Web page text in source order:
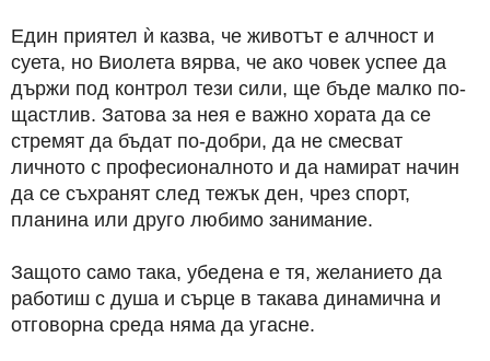
Един приятел ѝ казва, че животът е алчност и
суета, но Виолета вярва, че ако човек успее да
държи под контрол тези сили, ще бъде малко по-
щастлив. Затова за нея е важно хората да се
стремят да бъдат по-добри, да не смесват
личното с професионалното и да намират начин
да се съхранят след тежък ден, чрез спорт,
планина или друго любимо занимание.
Защото само така, убедена е тя, желанието да
работиш с душа и сърце в такава динамична и
отговорна среда няма да угасне.